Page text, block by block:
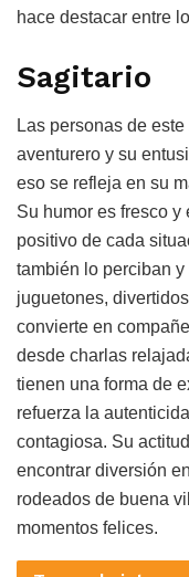
hace destacar entre
Sagitario
Las personas de
aventurero y su
eso se refleja en su
Su humor es fresco
positivo de cada
también lo perciban
juguetones,
convierte en
desde charlas
tienen una forma de
refuerza la
contagiosa. Su
encontrar diversión
rodeados de buena
momentos felices.